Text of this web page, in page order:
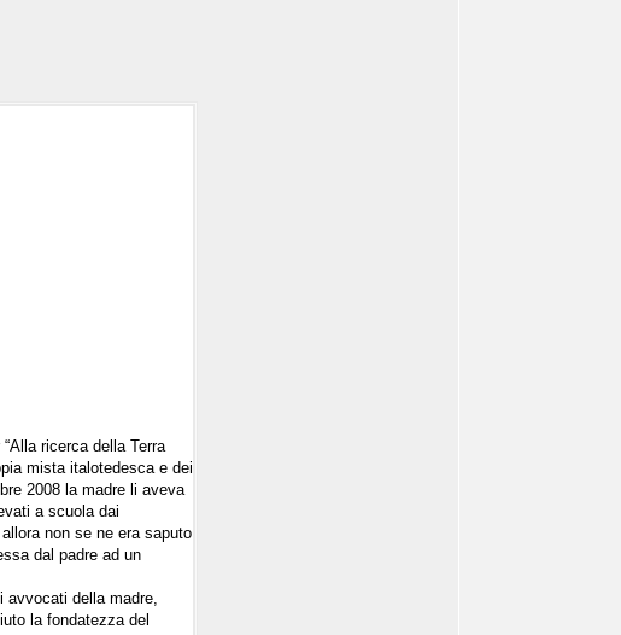
ricerca della Terra
mista italotedesca e dei
2008 la madre li aveva
a scuola dai
non se ne era saputo
dal padre ad un
della madre,
la fondatezza del